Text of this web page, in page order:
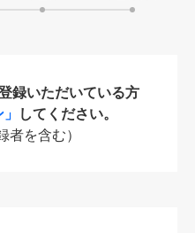
録いただいている方
してください。
者を含む）